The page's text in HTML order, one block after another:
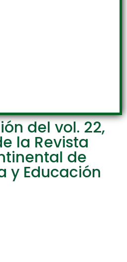
del vol. 22,
la Revista
de
y Educación